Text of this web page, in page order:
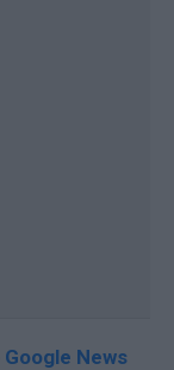
Google News